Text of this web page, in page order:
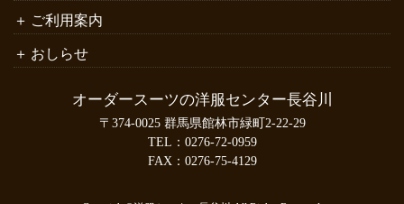
ご利用案内
おしらせ
オーダースーツの洋服センター長谷川
〒374-0025 群馬県館林市緑町2-22-29
TEL： 0276-72-0959
FAX：0276-75-4129